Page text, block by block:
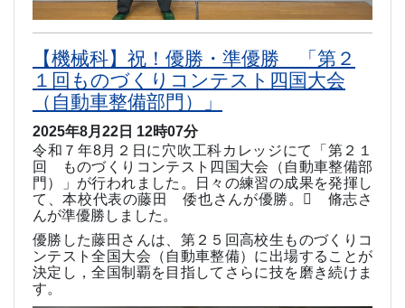
【機械科】祝！優勝・準優勝 「第２
１回ものづくりコンテスト四国大会
（自動車整備部門）」
2025年8月22日 12時07分
令和７年8月２日に穴吹工科カレッジにて「第２１
回 ものづくりコンテスト四国大会（自動車整備部
門）」が行われました。日々の練習の成果を発揮し
て、本校代表の藤田 倭也さんが優勝。 脩志さ
んが準優勝しました。
優勝した藤田さんは、第２５回高校生ものづくりコ
ンテスト全国大会（自動車整備）に出場することが
決定し，全国制覇を目指してさらに技を磨き続けま
す。